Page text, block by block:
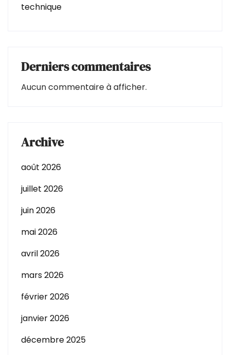
technique
Derniers commentaires
Aucun commentaire à afficher.
Archive
août 2026
juillet 2026
juin 2026
mai 2026
avril 2026
mars 2026
février 2026
janvier 2026
décembre 2025